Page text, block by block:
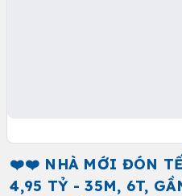
❤️❤️ NHÀ MỚI ĐÓN
4,95 TỶ - 35M, 6T,